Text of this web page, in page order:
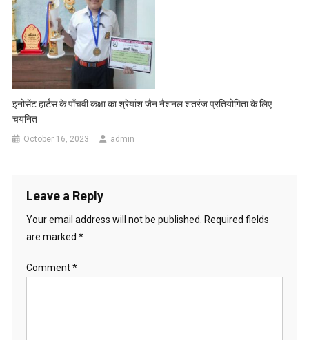
इनोसेंट हार्टस के पाँचवी कक्षा का श्रेयांश जैन नैशनल शतरंज प्रतियोगिता के लिए
चयनित
October 16, 2023 admin
Leave a Reply
Your email address will not be published. Required fields
are marked *
Comment*